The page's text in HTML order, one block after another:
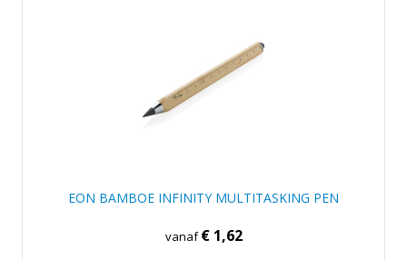
EON BAMBOE INFINITY MULTITASKING PEN
vanaf€ 1,62